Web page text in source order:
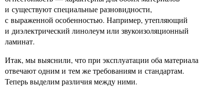
и существуют специальные разновидности,
с выраженной особенностью. Например, утепляющий
и диэлектрический линолеум или звукоизоляционный
ламинат.
Итак, мы выяснили, что при эксплуатации оба материала
отвечают одним и тем же требованиям и стандартам.
Теперь выделим различия между ними.